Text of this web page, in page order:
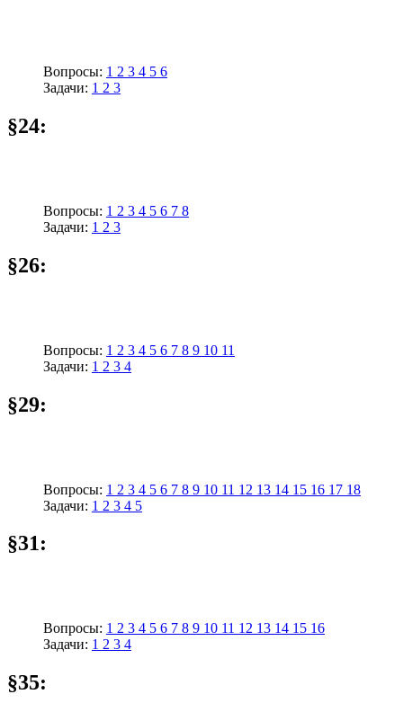
Вопросы: 1 2 3 4 5 6
Задачи: 1 2 3
§24:
Вопросы: 1 2 3 4 5 6 7 8
Задачи: 1 2 3
§26:
Вопросы: 1 2 3 4 5 6 7 8 9 10 11
Задачи: 1 2 3 4
§29:
Вопросы: 1 2 3 4 5 6 7 8 9 10 11 12 13 14 15 16 17 18
Задачи: 1 2 3 4 5
§31:
Вопросы: 1 2 3 4 5 6 7 8 9 10 11 12 13 14 15 16
Задачи: 1 2 3 4
§35: